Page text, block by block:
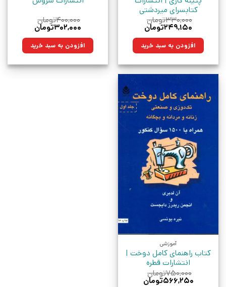
کتابسرای میردشتی
۳۳۰,۰۰۰تومان
قیمت
۳۳۰,۰۰۰تومان
بود.
۲۴۹,۱۵۰تومان
۲۴۹,۱۵۰تومان.افزودن به سبد خرید
۴۰۰,۰۰۰تومان
قیمت
۴۰۰,۰۰۰تومان
بود.
۳۰۲,۰۰۰تومان
۳۰۲,۰۰۰تومان.افزودن به سبد خرید
آموزشی
کتاب راهنمای کامل دوخت |
انتشارات قطره
۷۵۰,۰۰۰تومان
قیمت
۵۶۶,۲۵۰تومان